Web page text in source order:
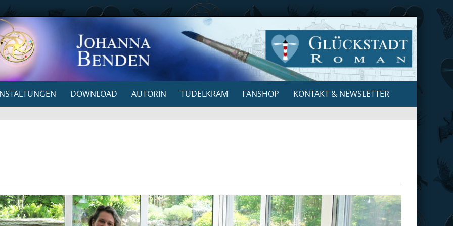
DOWNLOAD AUTORIN TÜDELKRAM FANSHOP KONTAKT & NEWSLETTER